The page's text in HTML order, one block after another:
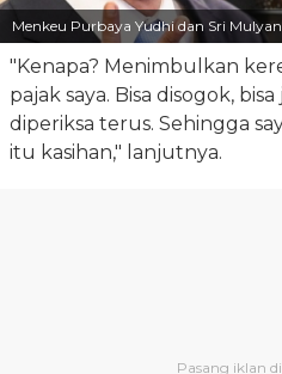
Menkeu Purbaya Yudhi dan Sri
"Kenapa? Menimbulkan
pajak saya. Bisa disogok,
diperiksa terus. Sehingga
itu kasihan," lanjutnya.